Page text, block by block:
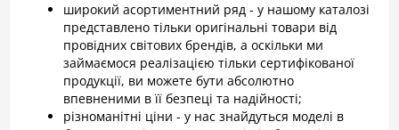
широкий асортиментний ряд - у нашому каталозі
представлено тільки оригінальні товари від
провідних світових брендів, а оскільки ми
займаємося реалізацією тільки сертифікованої
продукції, ви можете бути абсолютно
впевненими в її безпеці та надійності;
різноманітні ціни - у нас знайдуться моделі в